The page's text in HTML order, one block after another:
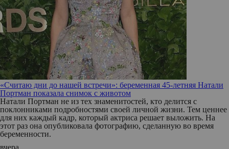
«Считаю дни до нашей встречи»: беременная 45-летняя Натали
Портман показала снимок с животом
Натали Портман не из тех знаменитостей, кто делится с
поклонниками подробностями своей личной жизни. Тем ценнее
для них каждый кадр, который актриса решает выложить. На
этот раз она опубликовала фотографию, сделанную во время
беременности.
вчера